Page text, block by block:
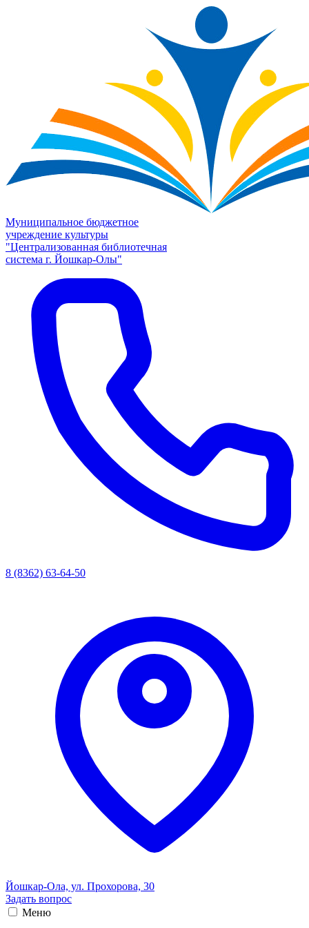
Муниципальное бюджетное
учреждение культуры
"Централизованная библиотечная
система г. Йошкар-Олы"
8 (8362) 63-64-50
Йошкар-Ола, ул. Прохорова, 30
Задать вопрос
Меню